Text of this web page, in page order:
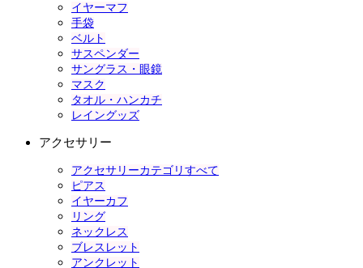
イヤーマフ
手袋
ベルト
サスペンダー
サングラス・眼鏡
マスク
タオル・ハンカチ
レイングッズ
アクセサリー
アクセサリーカテゴリすべて
ピアス
イヤーカフ
リング
ネックレス
ブレスレット
アンクレット